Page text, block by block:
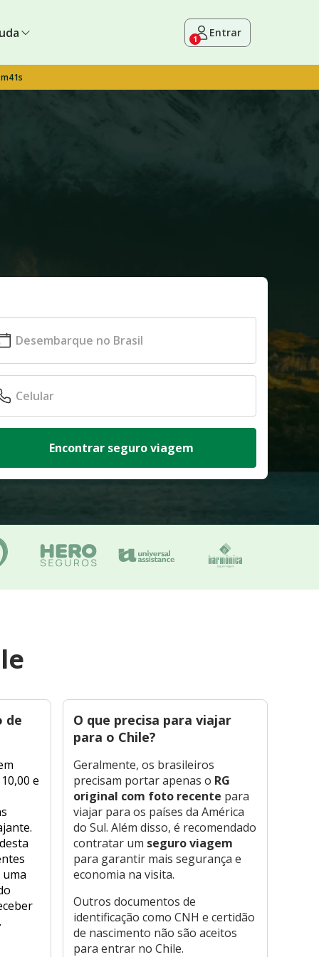
1 Entrar
Encontrar seguro viagem
de
e
O que precisa para viajar
para o Chile?
Geralmente, os brasileiros
precisam portar apenas o RG
original com foto recente para
viajar para os países da América
do Sul. Além disso, é recomendado
contratar um seguro viagem
para garantir mais segurança e
economia na visita.
Outros documentos de
identificação como CNH e certidão
de nascimento não são aceitos
para entrar no Chile.